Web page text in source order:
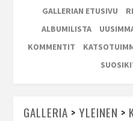
GALLERIAN ETUSIVU
ALBUMILISTA
KOMMENTIT
GALLERIA > YLEINEN >